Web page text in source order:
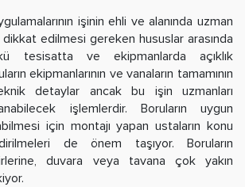
işinin ehli ve alanında uzman
dikkat edilmesi gereken hususlar arasında
tesisatta ve ekipmanlarda açıklık
ekipmanlarının ve vanaların tamamının
detaylar ancak bu işin uzmanları
işlemlerdir. Boruların uygun
için montajı yapan ustaların konu
de önem taşıyor. Boruların
duvara veya tavana çok yakın